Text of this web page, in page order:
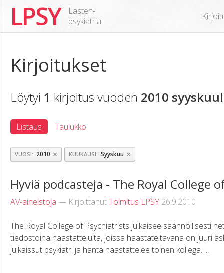
LPSY
Lasten-
psykiatria
Kirjoitukset
Löytyi 1 kirjoitus vuoden 2010
Listaus Taulukko
VUOSI 2010 × KUUKAUSI Syyskuu ×
Hyviä podcasteja - The Royal College
AV-aineistoja — KirjoittanutToimitus LPSY 26.9.2010
The Royal College of Psychiatrists julkaisee säännöllisesti
tiedostoina haastatteluita, joissa haastateltavana on juuri
julkaissut psykiatri ja häntä haastattelee toinen kollega. ...